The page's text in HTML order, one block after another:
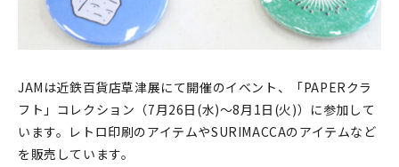
JAMグッズ
台湾グッズ
JAMは近鉄百貨店草津展にて開催のイベント、「PAPERクラ
フト」コレクション（7月26日(水)～8月1日(火)）に参加して
います。レトロ印刷のアイテムやSURIMACCAのアイテムなど
を販売しています。